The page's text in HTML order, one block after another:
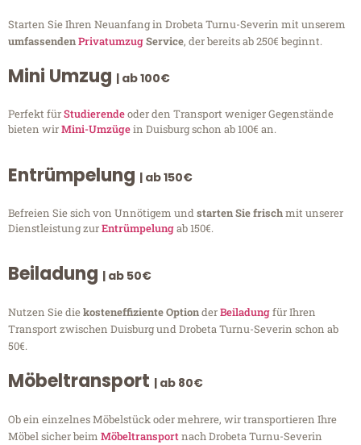
Starten Sie Ihren Neuanfang in Drobeta Turnu-Severin mit unserem
umfassendenPrivatumzugService, der bereits ab 250€ beginnt.
Mini Umzug | ab 100€
Perfekt fürStudierendeoder den Transport weniger Gegenstände
bieten wirMini-Umzügein Duisburg schon ab 100€ an.
Entrümpelung | ab 150€
Befreien Sie sich von Unnötigem undstarten Sie frischmit unserer
Dienstleistung zurEntrümpelungab 150€.
Beiladung | ab 50€
Nutzen Sie diekosteneffiziente OptionderBeiladungfür Ihren
Transport zwischen Duisburg und Drobeta Turnu-Severin schon ab
50€.
Möbeltransport | ab 80€
Ob ein einzelnes Möbelstück oder mehrere, wir transportieren Ihre
Möbel sicher beim Möbeltransportnach Drobeta Turnu-Severin